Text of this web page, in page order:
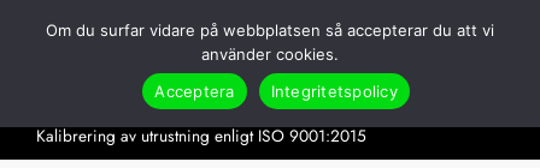
Search
Applikationer
Elitfakta
Kalibrering av utrustning enligt ISO 9001:2015
Om du surfar vidare på webbplatsen så accepterar du att vi
använder cookies.
Acceptera
Integritetspolicy